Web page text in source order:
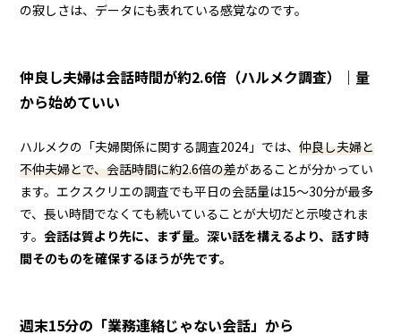
の寂しさは、データにも表れている感覚なのです。
仲良し夫婦は会話時間が約2.6倍（ハルメク調査）｜量
から始めていい
ハルメクの「夫婦関係に関する調査2024」では、仲良し夫婦と
不仲夫婦とで、会話時間に約2.6倍の差があることが分かってい
ます。エクスクリエの調査でも平日の会話量は15〜30分が最多
で、長い時間でなくても続いていることが大切だと示唆されま
す。会話は質より先に、まず量。深い話を構えるより、話す時
間そのものを確保するほうが先です。
週末15分の「業務連絡じゃない会話」から